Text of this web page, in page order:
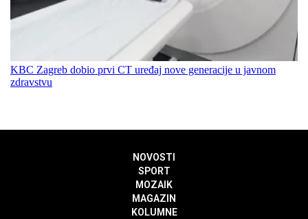
KBC Zagreb dobio prvi CT uređaj nove generacije u javnom
zdravstvu
NOVOSTI
SPORT
MOZAIK
MAGAZIN
KOLUMNE